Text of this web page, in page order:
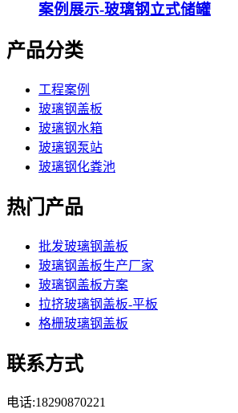
案例展示-玻璃钢立式储罐
产品分类
工程案例
玻璃钢盖板
玻璃钢水箱
玻璃钢泵站
玻璃钢化粪池
热门产品
批发玻璃钢盖板
玻璃钢盖板生产厂家
玻璃钢盖板方案
拉挤玻璃钢盖板-平板
格栅玻璃钢盖板
联系方式
电话:18290870221